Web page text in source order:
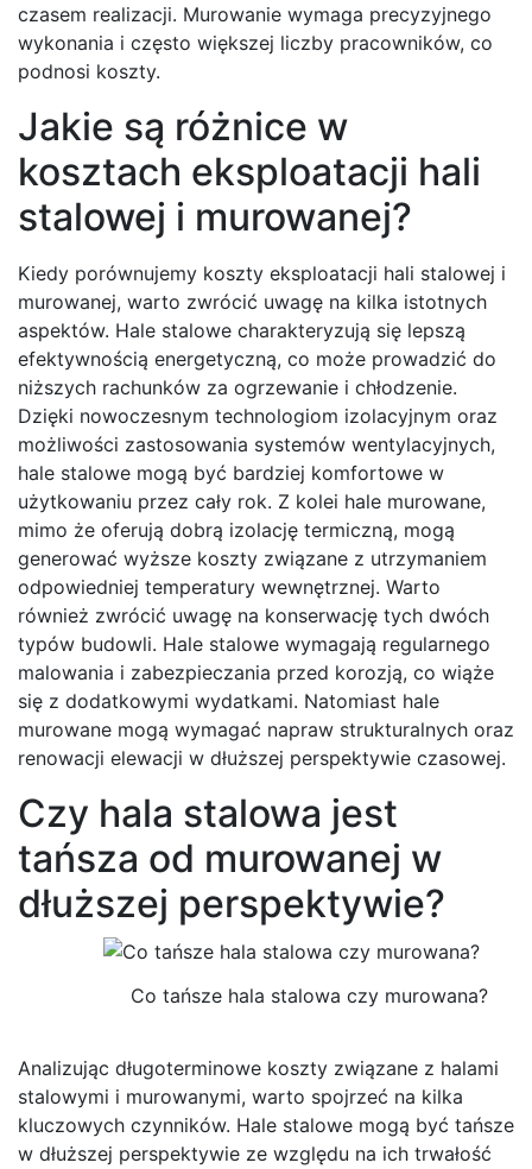
czasem realizacji. Murowanie wymaga precyzyjnego
wykonania i często większej liczby pracowników, co
podnosi koszty.
Jakie są różnice w
kosztach eksploatacji hali
stalowej i murowanej?
Kiedy porównujemy koszty eksploatacji hali stalowej i
murowanej, warto zwrócić uwagę na kilka istotnych
aspektów. Hale stalowe charakteryzują się lepszą
efektywnością energetyczną, co może prowadzić do
niższych rachunków za ogrzewanie i chłodzenie.
Dzięki nowoczesnym technologiom izolacyjnym oraz
możliwości zastosowania systemów wentylacyjnych,
hale stalowe mogą być bardziej komfortowe w
użytkowaniu przez cały rok. Z kolei hale murowane,
mimo że oferują dobrą izolację termiczną, mogą
generować wyższe koszty związane z utrzymaniem
odpowiedniej temperatury wewnętrznej. Warto
również zwrócić uwagę na konserwację tych dwóch
typów budowli. Hale stalowe wymagają regularnego
malowania i zabezpieczania przed korozją, co wiąże
się z dodatkowymi wydatkami. Natomiast hale
murowane mogą wymagać napraw strukturalnych oraz
renowacji elewacji w dłuższej perspektywie czasowej.
Czy hala stalowa jest
tańsza od murowanej w
dłuższej perspektywie?
Co tańsze hala stalowa czy murowana?
Analizując długoterminowe koszty związane z halami
stalowymi i murowanymi, warto spojrzeć na kilka
kluczowych czynników. Hale stalowe mogą być tańsze
w dłuższej perspektywie ze względu na ich trwałość